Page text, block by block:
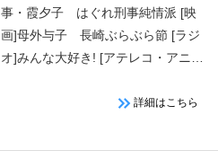
事・霞夕子 はぐれ刑事純情派 [映
画]母外与子 長崎ぶらぶら節 [ラジ
オ]みんな大好き! [アテレコ・アニメ]
詳細はこちら